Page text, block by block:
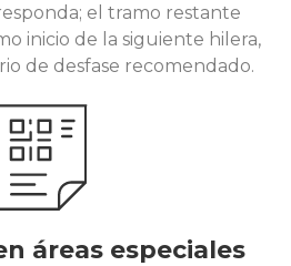
el tramo restante
inicio de la siguiente hilera,
de desfase recomendado.
áreas especiales